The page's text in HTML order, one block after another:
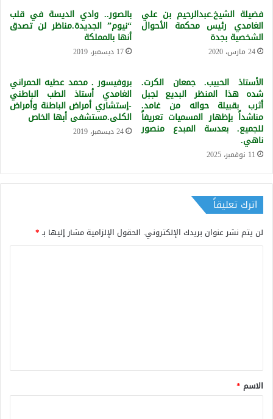
فضيلة الشيخ.عبدالرحيم بن علي
الغامدي رئيس محكمة الأحوال
الشخصية بجدة
24 مارس، 2020
بالصور.. وادي الديسة في قلب
“نيوم” الجديدة.مناظر لن تصدق
أنها بالمملكة
17 ديسمبر، 2019
الأستاذ الحبيب. جمعان الكرت.
شده هذا المنظر البديع لجبل
أثرب بقبيلة حواله من غامد.
مناشداً بإظهار المسميات تعريفاً
للجميع. بعدسة المبدع منصور
ناهي.
11 نوفمبر، 2025
بروفيسور . محمد عطيه الحمراني
الغامدي أستاذ الطب الباطني
-إستشاري أمراض الباطنة وأمراض
الكلى.مستشفى أبها الخاص
24 ديسمبر، 2019
اترك تعليقاً
لن يتم نشر عنوان بريدك الإلكتروني. الحقول الإلزامية مشار إليها بـ*
*
الاسم *